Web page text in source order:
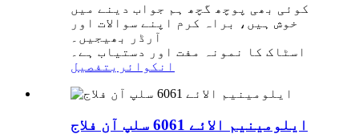
کوئی بھی پوچھ گچھ ہم جواب دینے میں
خوش ہیں، براہ کرم اپنے سوالات اور
آرڈر بھیجیں۔
اسٹاک کا نمونہ مفت اور دستیاب ہے۔
انکوائری تفصیل
ایلومینیم الائے 6061 سلپ آن فلاج